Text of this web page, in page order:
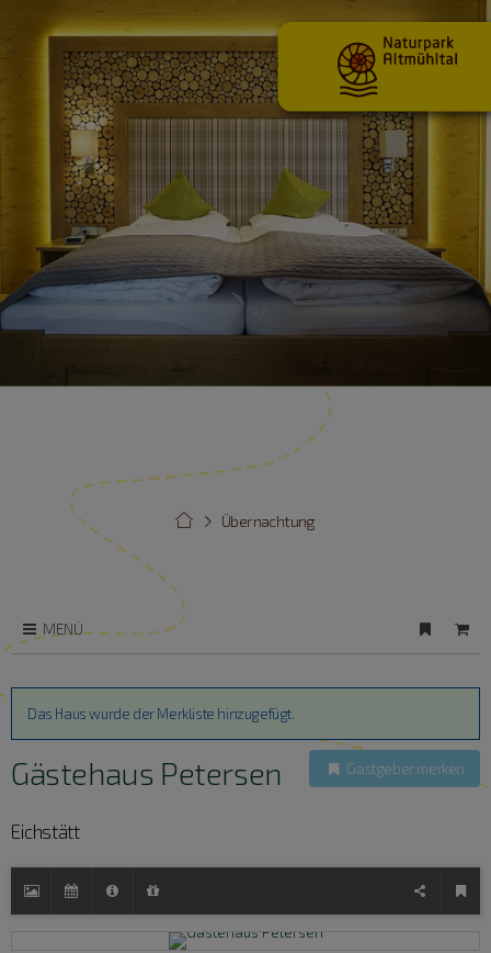
Übernachtung
MENÜ
Das Haus wurde der Merkliste hinzugefügt.
Gästehaus Petersen Gastgeber merken
Eichstätt